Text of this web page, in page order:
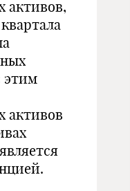
активов,
этим
активов